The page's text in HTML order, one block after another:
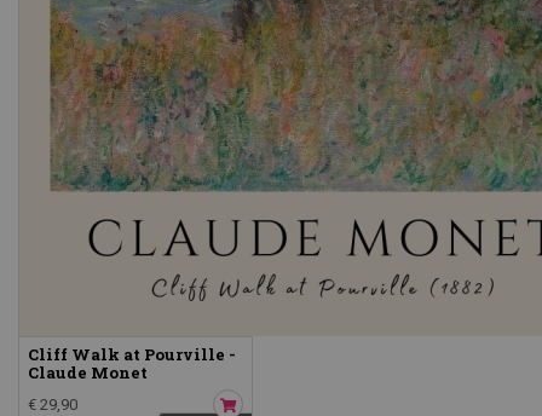
Cliff Walk at Pourville -
Claude Monet
€ 29,90